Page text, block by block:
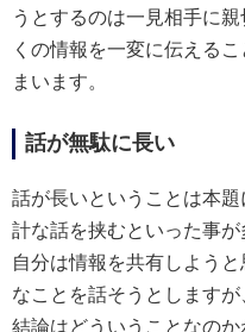
うとするのは一見相手に
くの情報を一変に伝える
まいます。
話が無駄に長い
話が長いということは本
計な話を挟むといった事が
自分は情報を共有しよう
なことを話そうとします
結論はどういうことなの